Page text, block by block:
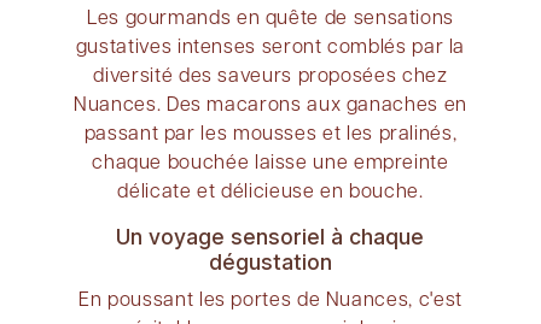
Les gourmands en quête de sensations
gustatives intenses seront comblés par la
diversité des saveurs proposées chez
Nuances. Des macarons aux ganaches en
passant par les mousses et les pralinés,
chaque bouchée laisse une empreinte
délicate et délicieuse en bouche.
Un voyage sensoriel à chaque
dégustation
En poussant les portes de Nuances, c'est